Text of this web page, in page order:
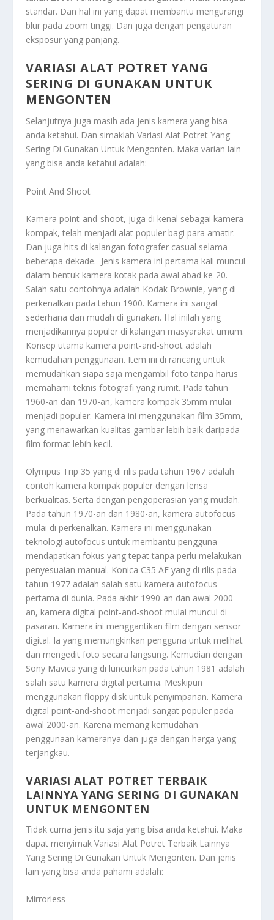
standar. Dan hal ini yang dapat membantu mengurangi
blur pada zoom tinggi. Dan juga dengan pengaturan
eksposur yang panjang.
VARIASI ALAT POTRET YANG
SERING DI GUNAKAN UNTUK
MENGONTEN
Selanjutnya juga masih ada jenis kamera yang bisa
anda ketahui. Dan simaklahVariasi Alat Potret Yang
Sering Di Gunakan Untuk Mengonten. Maka varian lain
yang bisa anda ketahui adalah:
Point And Shoot
Kamera point-and-shoot, juga di kenal sebagai kamera
kompak, telah menjadi alat populer bagi para amatir.
Dan juga hits di kalangan fotografer casual selama
beberapa dekade. Jenis kamera ini pertama kali muncul
dalam bentuk kamera kotak pada awal abad ke-20.
Salah satu contohnya adalah Kodak Brownie, yang di
perkenalkan pada tahun 1900. Kamera ini sangat
sederhana dan mudah di gunakan. Hal inilah yang
menjadikannya populer di kalangan masyarakat umum.
Konsep utama kamera point-and-shoot adalah
kemudahan penggunaan. Item ini di rancang untuk
memudahkan siapa saja mengambil foto tanpa harus
memahami teknis fotografi yang rumit. Pada tahun
1960-an dan 1970-an, kamera kompak 35mm mulai
menjadi populer. Kamera ini menggunakan film 35mm,
yang menawarkan kualitas gambar lebih baik daripada
film format lebih kecil.
Olympus Trip 35 yang di rilis pada tahun 1967 adalah
contoh kamera kompak populer dengan lensa
berkualitas. Serta dengan pengoperasian yang mudah.
Pada tahun 1970-an dan 1980-an, kamera autofocus
mulai di perkenalkan. Kamera ini menggunakan
teknologi autofocus untuk membantu pengguna
mendapatkan fokus yang tepat tanpa perlu melakukan
penyesuaian manual. Konica C35 AF yang di rilis pada
tahun 1977 adalah salah satu kamera autofocus
pertama di dunia. Pada akhir 1990-an dan awal 2000-
an, kamera digital point-and-shoot mulai muncul di
pasaran. Kamera ini menggantikan film dengan sensor
digital. Ia yang memungkinkan pengguna untuk melihat
dan mengedit foto secara langsung. Kemudian dengan
Sony Mavica yang di luncurkan pada tahun 1981 adalah
salah satu kamera digital pertama. Meskipun
menggunakan floppy disk untuk penyimpanan. Kamera
digital point-and-shoot menjadi sangat populer pada
awal 2000-an. Karena memang kemudahan
penggunaan kameranya dan juga dengan harga yang
terjangkau.
VARIASI ALAT POTRET TERBAIK
LAINNYA YANG SERING DI GUNAKAN
UNTUK MENGONTEN
Tidak cuma jenis itu saja yang bisa anda ketahui. Maka
dapat menyimakVariasi Alat Potret Terbaik Lainnya
Yang Sering Di Gunakan Untuk Mengonten. Dan jenis
lain yang bisa anda pahami adalah:
Mirrorless